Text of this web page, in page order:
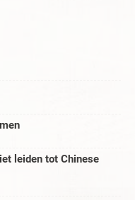
leiden tot Chinese